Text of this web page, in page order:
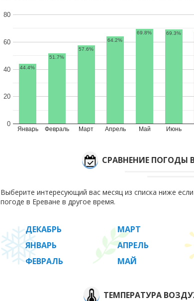
Январь Февраль Март Апрель Май Июнь
0
20
40
60
80
44.4%
51.7%
57.6%
64.2%
69.8% 69.3%
СРАВНЕНИЕ ПОГОДЫ
Выберите интересующий вас месяц из списка ниже
погоде в Ереване в другое время.
ДЕКАБРЬ
ЯНВАРЬ
ФЕВРАЛЬ
МАРТ
АПРЕЛЬ
МАЙ
ТЕМПЕРАТУРА